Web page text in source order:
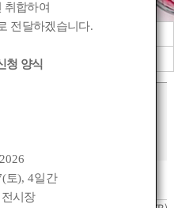
관련기관소식
진흥원 지원사업
:2022-03-28 20:35
취합하여
전달하겠습니다.
청 양식
토), 4일간
시장